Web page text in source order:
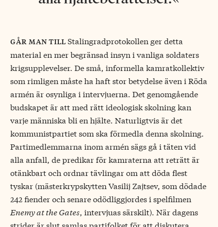
går man tillStalingradprotokollen ger detta
material en mer begränsad insyn i vanliga soldaters
krigsupplevelser. De små, informella kamratkollektiv
som rimligen måste ha haft stor betydelse även i Röda
armén är osynliga i intervjuerna. Det genomgående
budskapet är att med rätt ideologisk skolning kan
varje människa bli en hjälte. Naturligtvis är det
kommunistpartiet som ska förmedla denna skolning.
Partimedlemmarna inom armén sägs gå i täten vid
alla anfall, de predikar för kamraterna att reträtt är
otänkbart och ordnar tävlingar om att döda flest
tyskar (mästerkrypskytten Vasilij Zajtsev, som dödade
242 fiender och senare odödliggjordes i spelfilmen
Enemy at the Gates, intervjuas särskilt). När dagens